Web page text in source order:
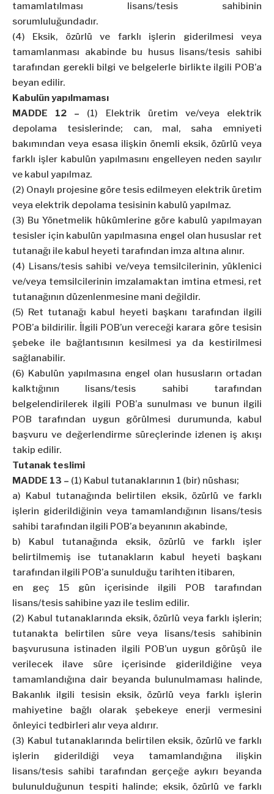
tamamlatılması lisans/tesis sahibinin
sorumluluğundadır.
(4) Eksik, özürlü ve farklı işlerin giderilmesi veya
tamamlanması akabinde bu husus lisans/tesis sahibi
tarafından gerekli bilgi ve belgelerle birlikte ilgili POB’a
beyan edilir.
Kabulün yapılmaması
MADDE 12 – (1) Elektrik üretim ve/veya elektrik
depolama tesislerinde; can, mal, saha emniyeti
bakımından veya esasa ilişkin önemli eksik, özürlü veya
farklı işler kabulün yapılmasını engelleyen neden sayılır
ve kabul yapılmaz.
(2) Onaylı projesine göre tesis edilmeyen elektrik üretim
veya elektrik depolama tesisinin kabulü yapılmaz.
(3) Bu Yönetmelik hükümlerine göre kabulü yapılmayan
tesisler için kabulün yapılmasına engel olan hususlar ret
tutanağı ile kabul heyeti tarafından imza altına alınır.
(4) Lisans/tesis sahibi ve/veya temsilcilerinin, yüklenici
ve/veya temsilcilerinin imzalamaktan imtina etmesi, ret
tutanağının düzenlenmesine mani değildir.
(5) Ret tutanağı kabul heyeti başkanı tarafından ilgili
POB’a bildirilir. İlgili POB’un vereceği karara göre tesisin
şebeke ile bağlantısının kesilmesi ya da kestirilmesi
sağlanabilir.
(6) Kabulün yapılmasına engel olan hususların ortadan
kalktığının lisans/tesis sahibi tarafından
belgelendirilerek ilgili POB’a sunulması ve bunun ilgili
POB tarafından uygun görülmesi durumunda, kabul
başvuru ve değerlendirme süreçlerinde izlenen iş akışı
takip edilir.
Tutanak teslimi
MADDE 13 – (1) Kabul tutanaklarının 1 (bir) nüshası;
a) Kabul tutanağında belirtilen eksik, özürlü ve farklı
işlerin giderildiğinin veya tamamlandığının lisans/tesis
sahibi tarafından ilgili POB’a beyanının akabinde,
b) Kabul tutanağında eksik, özürlü ve farklı işler
belirtilmemiş ise tutanakların kabul heyeti başkanı
tarafından ilgili POB’a sunulduğu tarihten itibaren,
en geç 15 gün içerisinde ilgili POB tarafından
lisans/tesis sahibine yazı ile teslim edilir.
(2) Kabul tutanaklarında eksik, özürlü veya farklı işlerin;
tutanakta belirtilen süre veya lisans/tesis sahibinin
başvurusuna istinaden ilgili POB’un uygun görüşü ile
verilecek ilave süre içerisinde giderildiğine veya
tamamlandığına dair beyanda bulunulmaması halinde,
Bakanlık ilgili tesisin eksik, özürlü veya farklı işlerin
mahiyetine bağlı olarak şebekeye enerji vermesini
önleyici tedbirleri alır veya aldırır.
(3) Kabul tutanaklarında belirtilen eksik, özürlü ve farklı
işlerin giderildiği veya tamamlandığına ilişkin
lisans/tesis sahibi tarafından gerçeğe aykırı beyanda
bulunulduğunun tespiti halinde; eksik, özürlü ve farklı